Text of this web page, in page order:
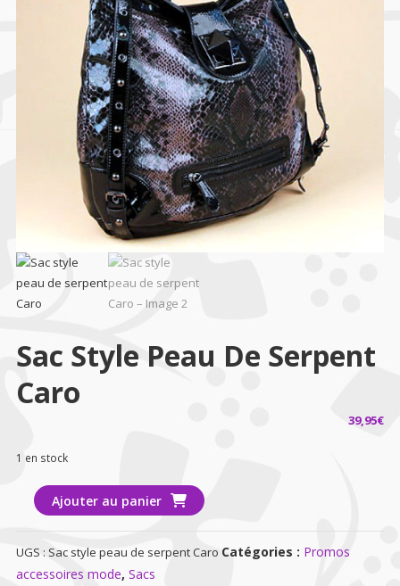
Sac Style Peau De Serpent
Caro
39,95€
1 en stock
quantité
style
peau
Ajouter au panier
UGS : Sac style peau de serpent Caro Catégories : Promos
accessoires mode, Sacs